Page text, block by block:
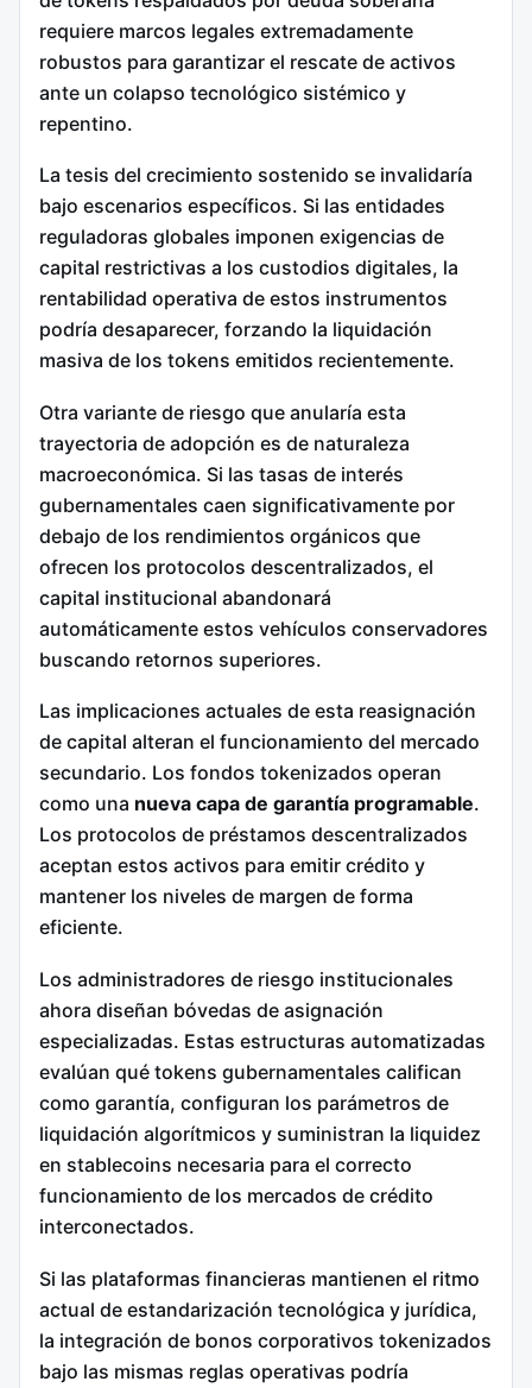
requiere marcos legales extremadamente
robustos para garantizar el rescate de activos
ante un colapso tecnológico sistémico y
repentino.
La tesis del crecimiento sostenido se invalidaría
bajo escenarios específicos. Si las entidades
reguladoras globales imponen exigencias de
capital restrictivas a los custodios digitales, la
rentabilidad operativa de estos instrumentos
podría desaparecer, forzando la liquidación
masiva de los tokens emitidos recientemente.
Otra variante de riesgo que anularía esta
trayectoria de adopción es de naturaleza
macroeconómica. Si las tasas de interés
gubernamentales caen significativamente por
debajo de los rendimientos orgánicos que
ofrecen los protocolos descentralizados, el
capital institucional abandonará
automáticamente estos vehículos conservadores
buscando retornos superiores.
Las implicaciones actuales de esta reasignación
de capital alteran el funcionamiento del mercado
secundario. Los fondos tokenizados operan
como una nueva capa de garantía programable.
Los protocolos de préstamos descentralizados
aceptan estos activos para emitir crédito y
mantener los niveles de margen de forma
eficiente.
Los administradores de riesgo institucionales
ahora diseñan bóvedas de asignación
especializadas. Estas estructuras automatizadas
evalúan qué tokens gubernamentales califican
como garantía, configuran los parámetros de
liquidación algorítmicos y suministran la liquidez
en stablecoins necesaria para el correcto
funcionamiento de los mercados de crédito
interconectados.
Si las plataformas financieras mantienen el ritmo
actual de estandarización tecnológica y jurídica,
la integración de bonos corporativos tokenizados
bajo las mismas reglas operativas podría